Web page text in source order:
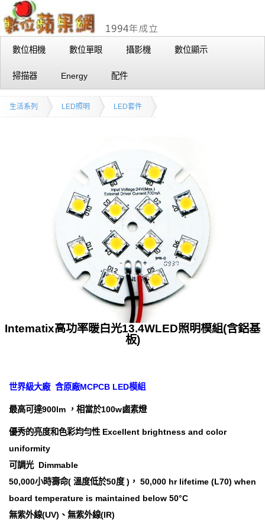
數位相機 數位單眼 攝影機 數位顯示
掃描器 Energy 配件
生活系列 LED照明 LED套件
Intematix高功率暖白光13.4WLED照明模組(含鋁基
板)
世界級大廠 含原廠MCPCB LED模組
最高可達900lm ，相當於100w鹵素燈
優秀的亮度和色彩均勻性 Excellent brightness and color
uniformity
可調光 Dimmable
50,000小時壽命( 溫度低於50度 )， 50,000 hr lifetime (L70) when
board temperature is maintained below 50°C
無紫外線(UV)、無紫外線(IR)